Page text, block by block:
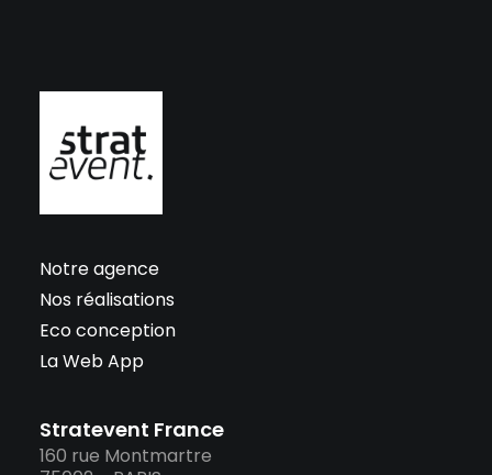
Notre agence
Nos réalisations
Eco conception
La Web App
Stratevent France
160 rue Montmartre